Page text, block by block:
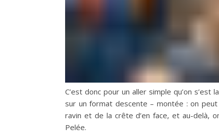
C’est donc pour un aller simple qu’on
sur un format descente – montée : on
ravin et de la crête d’en face, et au-delà,
Pelée.